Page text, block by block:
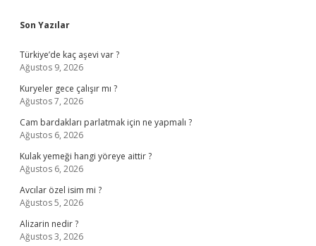
Sidebar
Son Yazılar
Türkiye’de kaç aşevi var ?
Ağustos 9, 2026
Kuryeler gece çalışır mı ?
Ağustos 7, 2026
Cam bardakları parlatmak için ne yapmalı ?
Ağustos 6, 2026
Kulak yemeği hangi yöreye aittir ?
Ağustos 6, 2026
Avcılar özel isim mi ?
Ağustos 5, 2026
Alizarin nedir ?
Ağustos 3, 2026